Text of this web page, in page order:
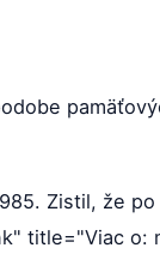
Zistil, že
title="Viac o: